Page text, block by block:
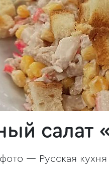
салат
фото — Русская кухня